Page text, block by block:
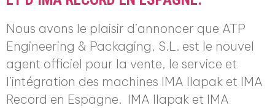
Nous avons le plaisir d’annoncer que ATP
Engineering & Packaging, S.L. est le nouvel
agent officiel pour la vente, le service et
l’intégration des machines IMA Ilapak et IMA
Record en Espagne. IMA Ilapak et IMA